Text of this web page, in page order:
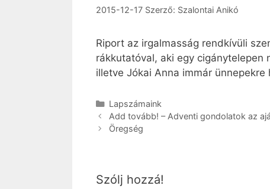
2015-12-17 Szerző: Szalontai Anikó
Riport az irgalmasság rendkívüli
rákkutatóval, aki egy cigánytelepen
illetve Jókai Anna immár
Kategória
Lapszámaink
Add tovább! – Adventi gondolatok az
Öregség
Szólj hozzá!